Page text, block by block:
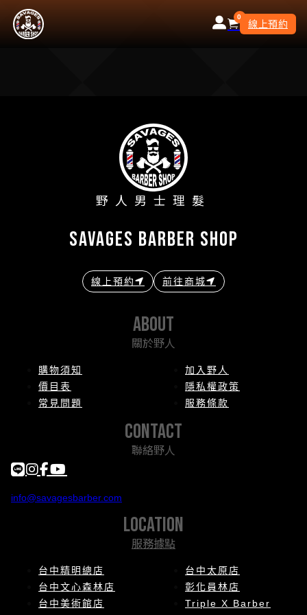
0
線上預約
野人男士理髮
savages barber shop
線上預約 前往商城
about
關於野人
購物須知
價目表
常見問題
加入野人
隱私權政策
服務條款
contact
聯絡野人
info@savagesbarber.com
location
服務據點
台中精明總店
台中文心森林店
台中美術館店
台中太原店
彰化員林店
Triple X Barber